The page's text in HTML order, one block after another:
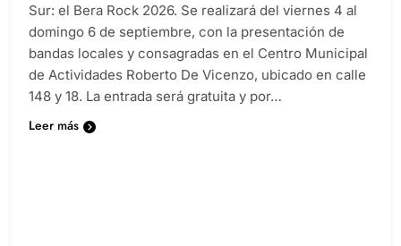
Sur: el Bera Rock 2026. Se realizará del viernes 4 al
domingo 6 de septiembre, con la presentación de
bandas locales y consagradas en el Centro Municipal
de Actividades Roberto De Vicenzo, ubicado en calle
148 y 18. La entrada será gratuita y por…
Leer más